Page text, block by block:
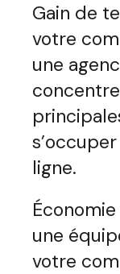
Gain de
votre
une
ligne.
une
votre